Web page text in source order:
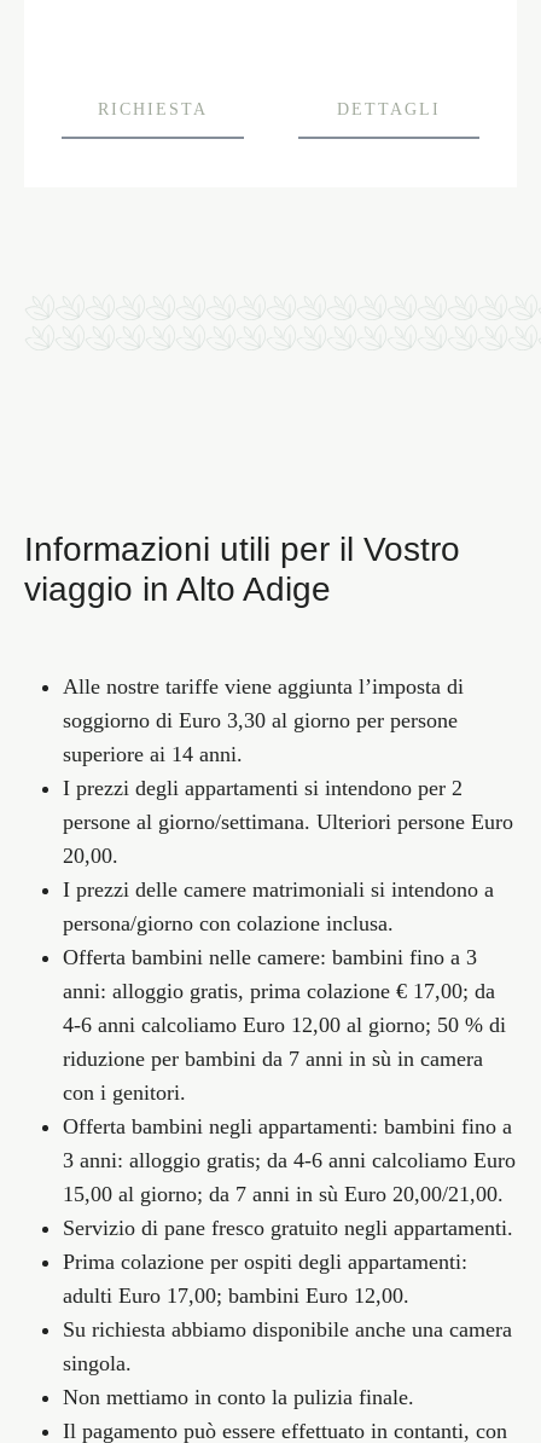
RICHIESTA DETTAGLI
Informazioni utili per il Vostro
viaggio in Alto Adige
Alle nostre tariffe viene aggiunta l’imposta di
soggiorno di Euro 3,30 al giorno per persone
superiore ai 14 anni.
I prezzi degli appartamenti si intendono per 2
persone al giorno/settimana. Ulteriori persone Euro
20,00.
I prezzi delle camere matrimoniali si intendono a
persona/giorno con colazione inclusa.
Offerta bambini nelle camere: bambini fino a 3
anni: alloggio gratis, prima colazione € 17,00; da
4-6 anni calcoliamo Euro 12,00 al giorno; 50 % di
riduzione per bambini da 7 anni in sù in camera
con i genitori.
Offerta bambini negli appartamenti: bambini fino a
3 anni: alloggio gratis; da 4-6 anni calcoliamo Euro
15,00 al giorno; da 7 anni in sù Euro 20,00/21,00.
Servizio di pane fresco gratuito negli appartamenti.
Prima colazione per ospiti degli appartamenti:
adulti Euro 17,00; bambini Euro 12,00.
Su richiesta abbiamo disponibile anche una camera
singola.
Non mettiamo in conto la pulizia finale.
Il pagamento può essere effettuato in contanti, con